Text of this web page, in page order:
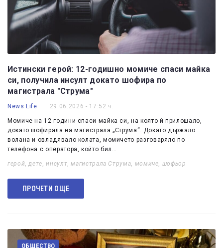
Истински герой: 12-годишно момиче спаси майка
си, получила инсулт докато шофира по
магистрала "Струма"
News Life 29.06.2026 - 17:52 ч.
Момиче на 12 години спаси майка си, на която ѝ прилошало,
докато шофирала на магистрала „Струма“. Докато държало
волана и овладявало колата, момичето разговаряло по
телефона с оператора, който бил…
герой,дете,инсулт,магистрала Струма, момиче, шофьор
ПРОЧЕТИ ОЩЕ
ОБЩЕСТВО